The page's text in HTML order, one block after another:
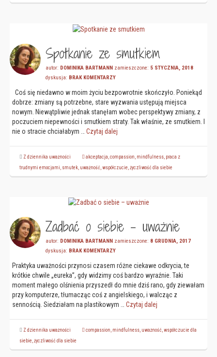
Spotkanie ze smutkiem
autor: DOMINIKA BARTMANN zamieszczone: 5 STYCZNIA, 2018
dyskusja: BRAK KOMENTARZY
Coś się niedawno w moim życiu bezpowrotnie skończyło. Poniekąd
dobrze: zmiany są potrzebne, stare wyzwania ustępują miejsca
nowym. Niewątpliwie jednak stanęłam wobec perspektywy zmiany, z
poczuciem niepewności i smutkiem straty. Tak właśnie, ze smutkiem. I
nie o stracie chciałabym … Czytaj dalej
Z dziennika uważności akceptacja compassion mindfulness praca z
trudnymi emocjami smutek uważność współczucie życzliwość dla siebie
Zadbać o siebie – uważnie
autor: DOMINIKA BARTMANN zamieszczone: 8 GRUDNIA, 2017
dyskusja: BRAK KOMENTARZY
Praktyka uważności przynosi czasem różne ciekawe odkrycia, te
krótkie chwile „eureka”, gdy widzimy coś bardzo wyraźnie. Taki
moment małego olśnienia przyszedł do mnie dziś rano, gdy ziewałam
przy komputerze, tłumacząc coś z angielskiego, i walcząc z
sennością. Siedziałam na plastikowym … Czytaj dalej
Z dziennika uważności compassion mindfulness uważność współczucie dla
siebie życzliwość dla siebie